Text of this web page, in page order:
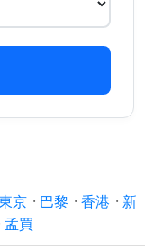
29/7/2026
29/7/2026
京 · 巴黎 · 香港 · 新
孟買